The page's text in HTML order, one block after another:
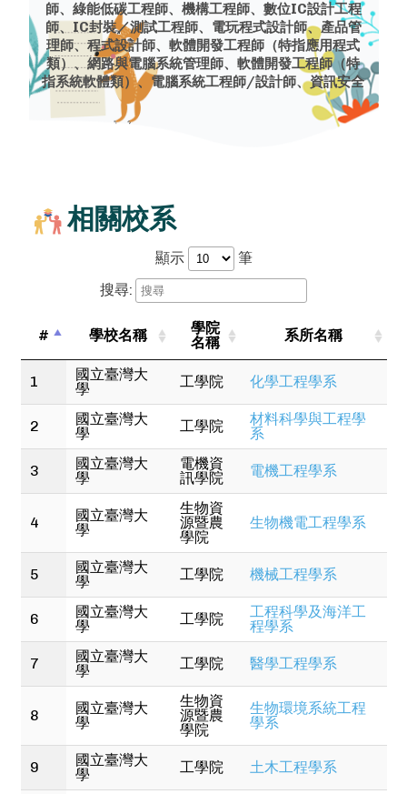
師、綠能低碳工程師、機構工程師、數位IC設計工程
師、IC封裝／測試工程師、電玩程式設計師、產品管
理師、程式設計師、軟體開發工程師（特指應用程式
類）、網路與電腦系統管理師、軟體開發工程師（特
指系統軟體類）、電腦系統工程師/設計師、資訊安全
分析師、網站開發工程師、軟體品保工程師及測試工
程師、系統分析師、電腦網路設計師、電腦硬體工程
師、半導體處理員、光電工程師、製造工程技師、機
械工程師、統計員、品質管制分析師、國中教師、輪
機設計師、輪機工程師與造船工程師、驗證工程師、
風力發電工程師、地質與石油相關技術員、船長、大
副與港口領航員、製程工程師、機械設計製圖員、自
動控制工程師、航太工程師、航班機長、副駕駛與飛
行技師、航空塔臺管制員、機場作業專家、航空電子
設備技術員、飛機機工與維修技術員、營建經理、地
理資訊系統技術員、土木工程師、土木工程技術員、
測量技術員、建築業及採礦業的基層監督主管、大地
測量工程師、運輸工程師、環工工程師、能源工程
師、環境工程技術員、海員/水手、化工工程師、石油
工程師、材料科學家、生化工程師、醫療設備維修
員、醫療設備技術員、環境科學家與專家、環境科學
與環境保護助理、房地產鑑價師、景觀設計師、結構
建築師、建築繪圖師、土木繪圖師、都市規劃師、建
築教授或教師、室內設計師、工業生產經理、品管系
統經理、工業工程師、物流/後勤人員、物流/後勤工
程師、交通運輸規畫師、貨運業者、物流辦事員、高
中/職老師、汽車資深技師
相關校系
顯示
筆
搜尋:
# 學校名稱
學院
名稱
系所名稱
1
國立臺灣大
學
工學院 化學工程學系
2
國立臺灣大
學
工學院
材料科學與工程學
系
3
國立臺灣大
學
電機資
訊學院
電機工程學系
4
國立臺灣大
學
生物資
源暨農
學院
生物機電工程學系
5
國立臺灣大
學
工學院 機械工程學系
6
國立臺灣大
學
工學院
工程科學及海洋工
程學系
7
國立臺灣大
學
工學院 醫學工程學系
8
國立臺灣大
學
生物資
源暨農
學院
生物環境系統工程
學系
9
國立臺灣大
學
工學院 土木工程學系